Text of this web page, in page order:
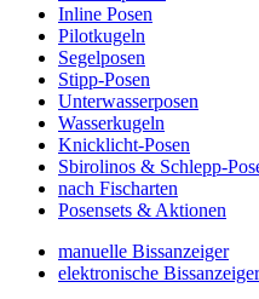
Inline Posen
Pilotkugeln
Segelposen
Stipp-Posen
Unterwasserposen
Wasserkugeln
Knicklicht-Posen
Sbirolinos & Schlepp-
nach Fischarten
Posensets & Aktionen
manuelle Bissanzeiger
elektronische Bissanzeiger